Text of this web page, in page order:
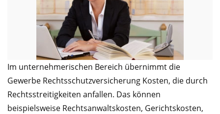
Im unternehmerischen Bereich übernimmt die
Gewerbe Rechtsschutzversicherung Kosten, die durch
Rechtsstreitigkeiten anfallen. Das können
beispielsweise Rechtsanwaltskosten, Gerichtskosten,